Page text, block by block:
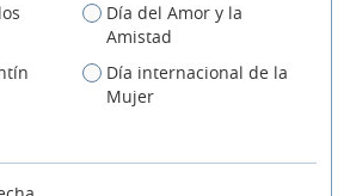
Día del Amor y la
Amistad
Día internacional de la
Mujer